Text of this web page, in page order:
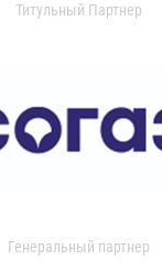
Титульный Партнер
Генеральный партнер